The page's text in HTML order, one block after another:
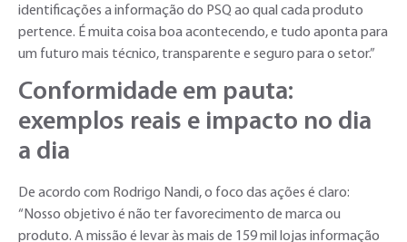
identificações a informação do PSQ ao qual cada produto
pertence. É muita coisa boa acontecendo, e tudo aponta para
um futuro mais técnico, transparente e seguro para o setor.”
Conformidade em pauta:
exemplos reais e impacto no dia
a dia
De acordo com Rodrigo Nandi, o foco das ações é claro:
“Nosso objetivo é não ter favorecimento de marca ou
produto. A missão é levar às mais de 159 mil lojas informação